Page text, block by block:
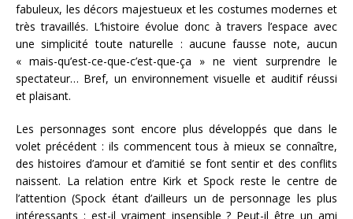
fabuleux, les décors majestueux et les costumes modernes et
très travaillés. L’histoire évolue donc à travers l’espace avec
une simplicité toute naturelle : aucune fausse note, aucun
« mais-qu’est-ce-que-c’est-que-ça » ne vient surprendre le
spectateur… Bref, un environnement visuelle et auditif réussi
et plaisant.
Les personnages sont encore plus développés que dans le
volet précédent : ils commencent tous à mieux se connaître,
des histoires d’amour et d’amitié se font sentir et des conflits
naissent. La relation entre Kirk et Spock reste le centre de
l’attention (Spock étant d’ailleurs un de personnage les plus
intéressants : est-il vraiment insensible ? Peut-il être un ami